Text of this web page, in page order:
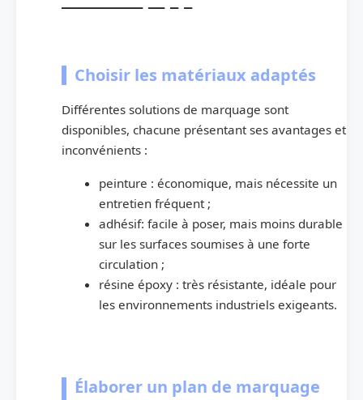
Choisir les matériaux adaptés
Différentes solutions de marquage sont
disponibles, chacune présentant ses avantages et
inconvénients :
peinture : économique, mais nécessite un
entretien fréquent ;
adhésif: facile à poser, mais moins durable
sur les surfaces soumises à une forte
circulation ;
résine époxy : très résistante, idéale pour
les environnements industriels exigeants.
Élaborer un plan de marquage